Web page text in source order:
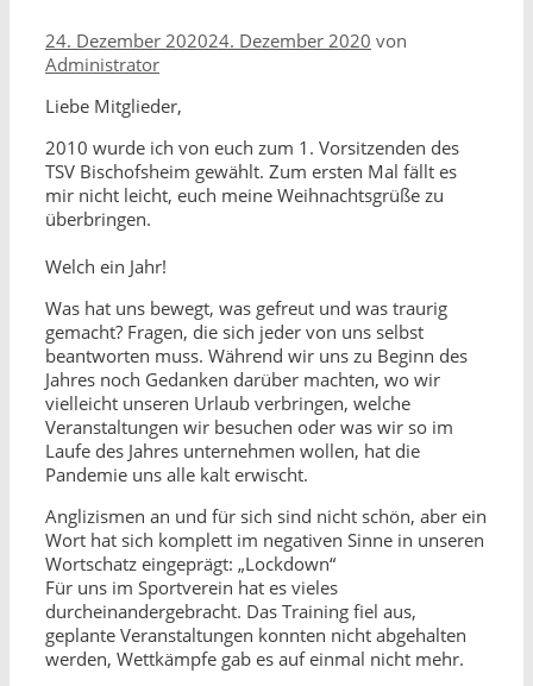
24. Dezember 202024. Dezember 2020 von
Administrator
Liebe Mitglieder,
2010 wurde ich von euch zum 1. Vorsitzenden des
TSV Bischofsheim gewählt. Zum ersten Mal fällt es
mir nicht leicht, euch meine Weihnachtsgrüße zu
überbringen.
Welch ein Jahr!
Was hat uns bewegt, was gefreut und was traurig
gemacht? Fragen, die sich jeder von uns selbst
beantworten muss. Während wir uns zu Beginn des
Jahres noch Gedanken darüber machten, wo wir
vielleicht unseren Urlaub verbringen, welche
Veranstaltungen wir besuchen oder was wir so im
Laufe des Jahres unternehmen wollen, hat die
Pandemie uns alle kalt erwischt.
Anglizismen an und für sich sind nicht schön, aber ein
Wort hat sich komplett im negativen Sinne in unseren
Wortschatz eingeprägt: „Lockdown“
Für uns im Sportverein hat es vieles
durcheinandergebracht. Das Training fiel aus,
geplante Veranstaltungen konnten nicht abgehalten
werden, Wettkämpfe gab es auf einmal nicht mehr.